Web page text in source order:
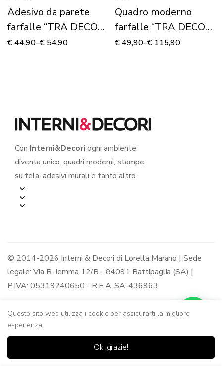
Adesivo da parete
farfalle “TRA DECORI
FLOREALI”
€44,90–€ 54,90
Quadro moderno
farfalle “TRA DECORI
E FOGLIE” – Stampa
€49,90–€ 115,90
Con Interni&Decori ogni ambiente
diventa unico: quadri moderni, stampe
su tela, adesivi murali e tanto altro.
© 2014-2026 Interni & Decori di Lorella Marano | Sede
legale: Via R. Jemma 12/B - 84091 Battipaglia (SA) |
P.IVA: 05319240650 - R.E.A. SA-436963
Questo sito web utilizza i cookie per assicurarti la migliore
esperienza.
Ok, grazie!
Casa Negozio
0
Lista dei Carrello Ricerca